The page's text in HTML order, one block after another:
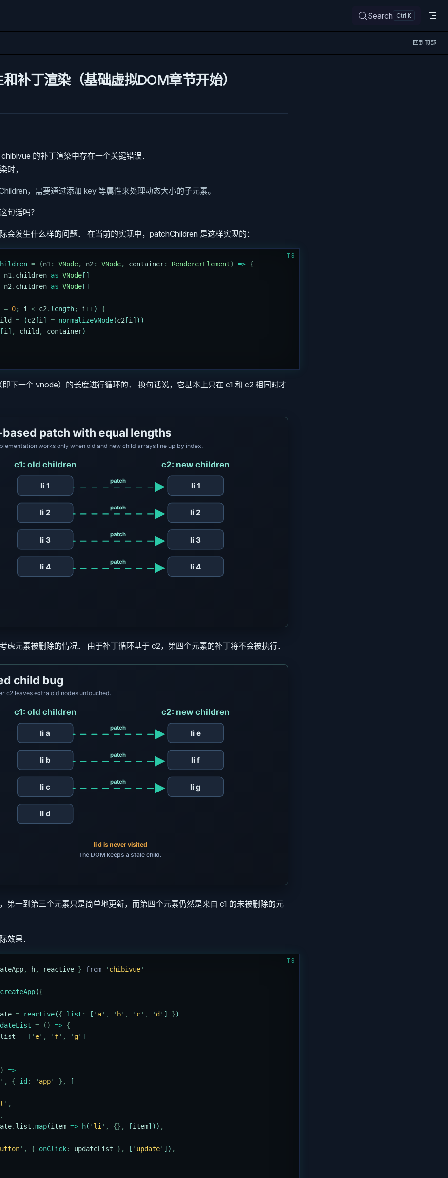
Search
回到顶部
补丁渲染（基础虚拟DOM章节开始）
的补丁渲染中存在一个关键错误．
时，
，需要通过添加 key 等属性来处理动态大小的子元素。
句话吗？
会发生什么样的问题． 在当前的实现中，patchChildren 是这样实现的：
TS
= (n1 : VNode, n2 : VNode, container: RendererElement) => {
n1 . children as VNode []
n2 . children as VNode []
= 0; i < c2 . length; i++) {
= (c2 [i ] = normalizeVNode(c2 [i ]))
[i ] , child , container)
下一个 vnode）的长度进行循环的． 换句话说，它基本上只在 c1 和 c2 相同时才
虑元素被删除的情况． 由于补丁循环基于 c2，第四个元素的补丁将不会被执行．
第一到第三个元素只是简单地更新，而第四个元素仍然是来自 c1 的未被删除的元
效果．
TS
, h, reactive } from ' chibivue'
createApp({
= reactive({ list : [ ' a' , ' b' , ' c' , ' d ' ] })
= () => {
list = [ ' e' , ' f' , ' g' ]
=>
' , { id : ' app' },
[
' ,
. list .map(item => h( ' li' , {}, [item])) ,
' , { onClick: updateList }, [ ' update' ]) ,